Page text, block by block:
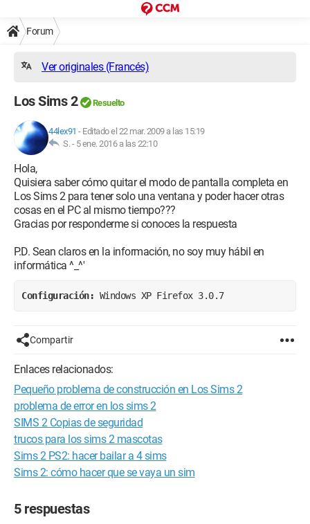
Forum
Ver originales (Francés)
Los Sims 2 Resuelto
44lex91 - Editado el 22 mar. 2009 a las 15:19
S. - 5 ene. 2016 a las 22:10
Hola,
Quisiera saber cómo quitar el modo de pantalla completa en
Los Sims 2 para tener solo una ventana y poder hacer otras
cosas en el PC al mismo tiempo???
Gracias por responderme si conoces la respuesta
P.D. Sean claros en la información, no soy muy hábil en
informática ^_^'
Configuración: Windows XP Firefox 3.0.7
Compartir
Enlaces relacionados:
Pequeño problema de construcción en Los Sims 2
problema de error en los sims 2
SIMS 2 Copias de seguridad
trucos para los sims 2 mascotas
Sims 2 PS2: hacer bailar a 4 sims
Sims 2: cómo hacer que se vaya un sim
5 respuestas